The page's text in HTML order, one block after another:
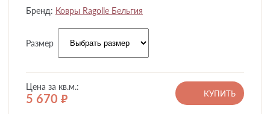
Бренд: Ковры Ragolle Бельгия
Размер
Цена за кв.м.:
5 670 руб.
КУПИТЬ